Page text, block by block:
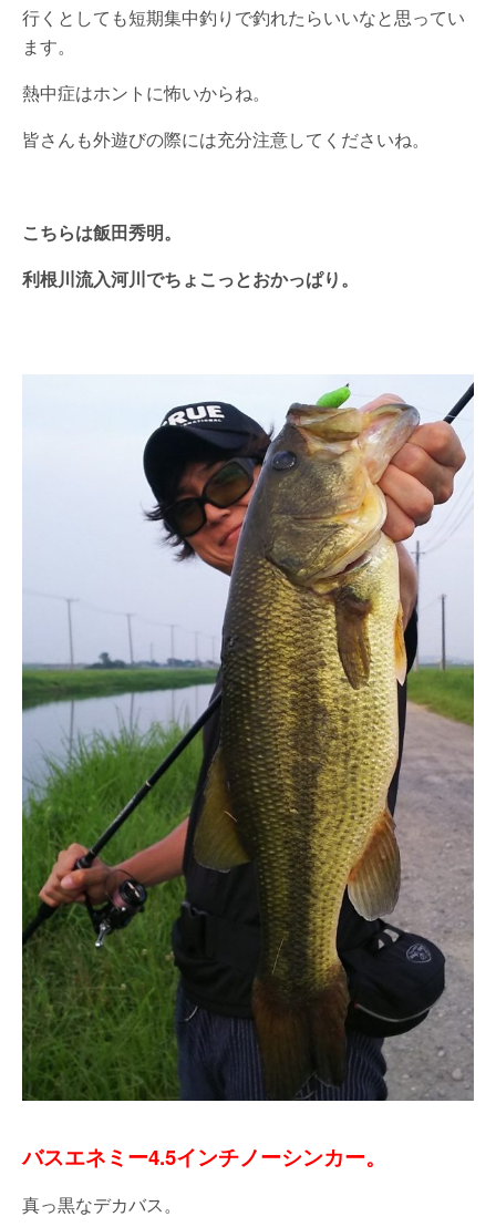
行くとしても短期集中釣りで釣れたらいいなと思ってい
ます。
熱中症はホントに怖いからね。
皆さんも外遊びの際には充分注意してくださいね。
こちらは飯田秀明。
利根川流入河川でちょこっとおかっぱり。
バスエネミー4.5インチノーシンカー。
真っ黒なデカバス。